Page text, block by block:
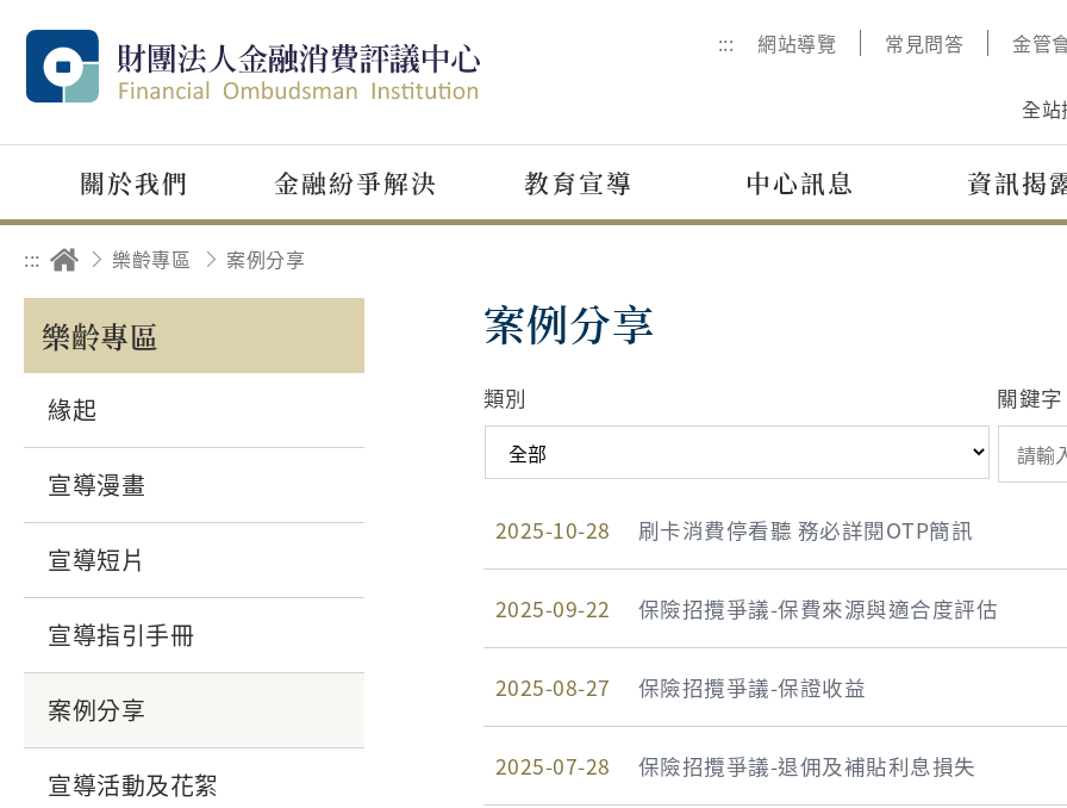
::: 網站導覽 常見問答 金管
全
關於我們 金融紛爭解決 教育宣導 中心訊息 資訊揭
::: 樂齡專區 案例分享
樂齡專區
緣起
宣導漫畫
宣導短片
宣導指引手冊
案例分享
宣導活動及花絮
案例分享
類別 關鍵字
2025-10-28 刷卡消費停看聽 務必詳閱OTP簡訊
2025-09-22 保險招攬爭議-保費來源與適合度評估
2025-08-27 保險招攬爭議-保證收益
2025-07-28 保險招攬爭議-退佣及補貼利息損失